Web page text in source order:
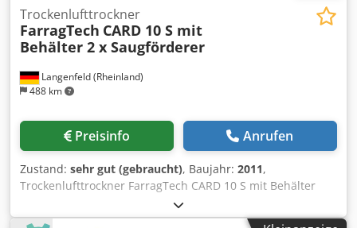
Langenfeld (Rheinland)
488 km
Trockenlufttrockner
FarragTech CARD 10 S mit
Behälter 2 x Saugförderer
Preisinfo Anrufen
Zustand: sehr gut (gebraucht), Baujahr: 2011,
Trockenlufttrockner FarragTech CARD 10 S mit Behälter
und 2 x Saugförderer ICEVA GS-4mD Lager-Nr.: 503577
Maschinentyp/ Gerätetyp: Trockenlufttrockner Hersteller: